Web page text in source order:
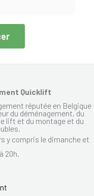
Quicklift
réputée en Belgique
du déménagement, du
lift et du montage et du
y compris le dimanche et
20h.